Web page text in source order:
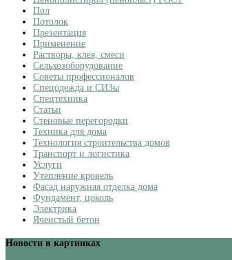
Пол
Потолок
Презентация
Применение
Растворы, клея, смеси
Сельхозоборудование
Советы профессионалов
Спецодежда и СИЗы
Спецтехника
Статьи
Стеновые перегородки
Техника для дома
Технология строительства домов
Транспорт и логистика
Услуги
Утепление кровель
Фасад наружная отделка дома
Фундамент, цоколь
Электрика
Ячеистый бетон
Новости в картинках